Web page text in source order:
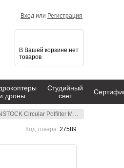
Polfilter MC M52 (10950089052)
Код товара: 27589
Вход или Регистрация
В Вашей корзине нет
товаров
и дроны
Студийный
свет